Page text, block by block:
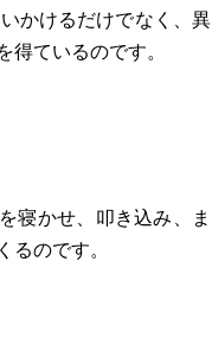
かけるだけでなく、異
ているのです。
寝かせ、叩き込み、ま
るのです。